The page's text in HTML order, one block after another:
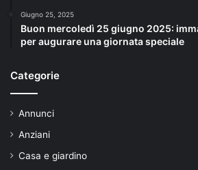
Giugno 25, 2025
Buon mercoledì 25 giugno 2025:
per augurare una giornata speciale
Categorie
Annunci
Anziani
Casa e giardino